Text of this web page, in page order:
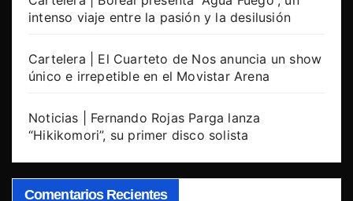
intenso viaje entre la pasión y la desilusión
Cartelera | El Cuarteto de Nos anuncia un show
único e irrepetible en el Movistar Arena
Noticias | Fernando Rojas Parga lanza
“Hikikomori”, su primer disco solista
Comentarios Recientes